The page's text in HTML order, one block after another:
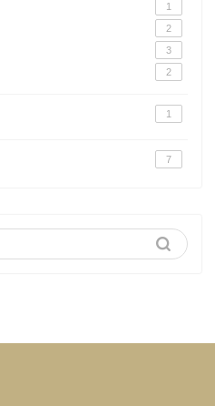
1
2
3
2
1
7